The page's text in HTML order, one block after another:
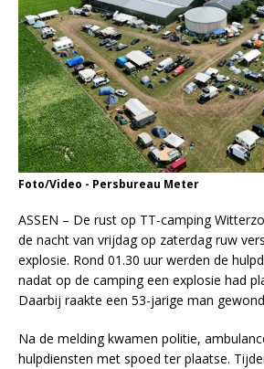
Foto/Video - Persbureau Meter
ASSEN – De rust op TT-camping
de nacht van vrijdag op zaterdag ruw
explosie. Rond 01.30 uur werden de
nadat op de camping een explosie had
Daarbij raakte een 53-jarige man
Na de melding kwamen politie,
hulpdiensten met spoed ter plaatse.